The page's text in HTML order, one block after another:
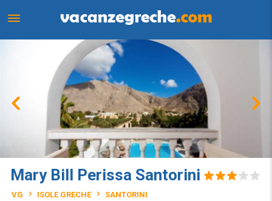
Mary Bill Perissa Santorini
VG ISOLE GRECHE SANTORINI